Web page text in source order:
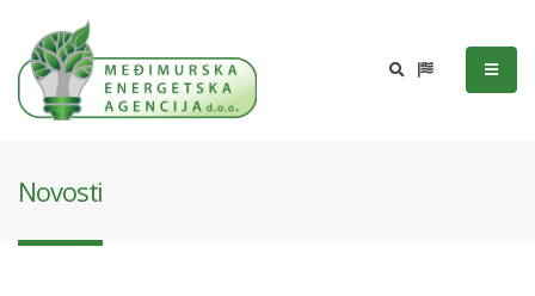
Novosti